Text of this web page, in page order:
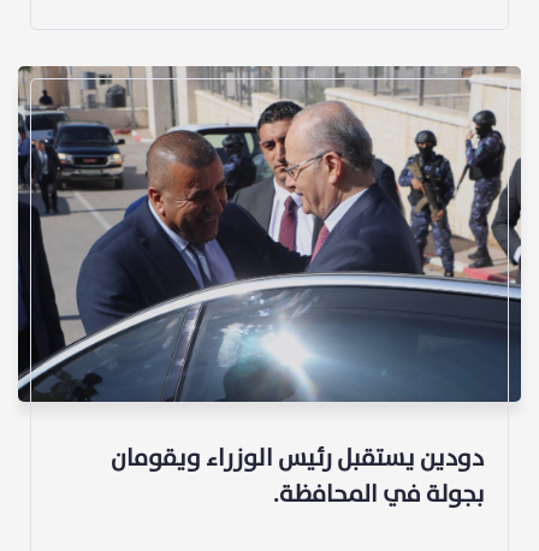
دودين يستقبل رئيس الوزراء ويقومان
بجولة في المحافظة.